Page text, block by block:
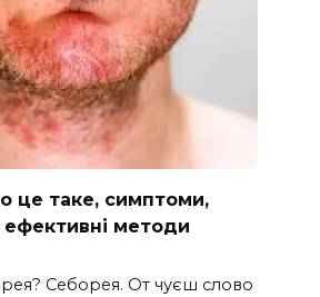
це таке, симптоми,
методи
Себорея. От чуєш слово